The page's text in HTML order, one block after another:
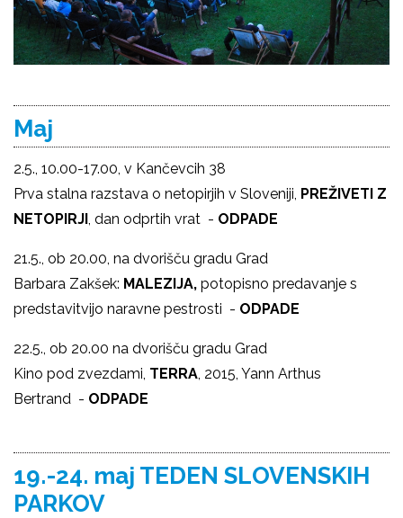
Maj
2.5., 10.00-17.00, v Kančevcih 38
Prva stalna razstava o netopirjih v Sloveniji, PREŽIVETI Z
NETOPIRJI , dan odprtih vrat - ODPADE
21.5., ob 20.00, na dvorišču gradu Grad
Barbara Zakšek: MALEZIJA, potopisno predavanje s
predstavitvijo naravne pestrosti - ODPADE
22.5., ob 20.00 na dvorišču gradu Grad
Kino pod zvezdami, TERRA , 2015, Yann Arthus
Bertrand - ODPADE
19.-24. maj TEDEN SLOVENSKIH
PARKOV